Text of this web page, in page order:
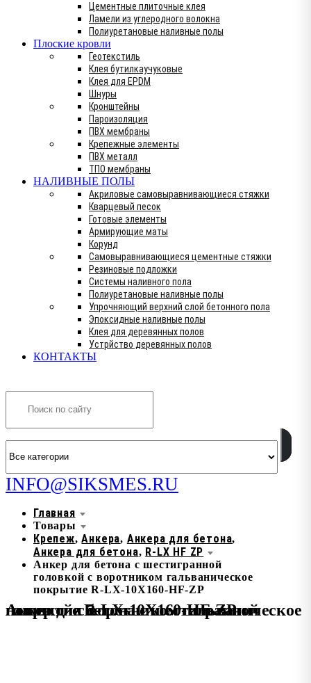
Цементные плиточные клея
Ламели из углеродного волокна
Полиуретановые наливные полы
Плоские кровли
Геотекстиль
Клея бутилкаучуковые
Клея для EPDM
Шнуры
Кронштейны
Пароизоляция
ПВХ мембраны
Крепежные элементы
ПВХ металл
ТПО мембраны
НАЛИВНЫЕ ПОЛЫ
Акриловые самовыравнивающиеся стяжки
Кварцевый песок
Готовые элементы
Армирующие маты
Корунд
Самовыравнивающиеся цементные стяжки
Резиновые подложки
Системы наливного пола
Полиуретановые наливные полы
Упрочняющий верхний слой бетонного пола
Эпоксидные наливные полы
Клея для деревянных полов
Устрйство деревянных полов
КОНТАКТЫ
INFO@SIKSMES.RU
Главная
Товары
Крепеж,Анкера, Анкера для бетона,
Анкера для бетона, R-LX HF ZP
Анкер для бетона с шестигранной
головкой с воротником гальваническое
покрытие R-LX-10X160-HF-ZP
Анкер для бетона с шестигранной головкой с воротником гальваническое покрытие R-LX-10X160-HF-ZP